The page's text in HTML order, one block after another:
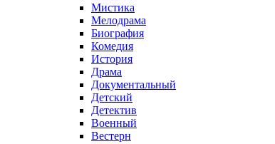
Мистика
Мелодрама
Биография
Комедия
История
Драма
Документальный
Детский
Детектив
Военный
Вестерн